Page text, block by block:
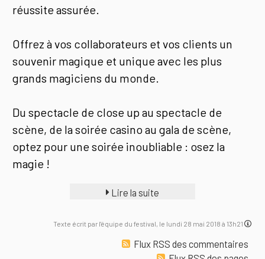
réussite assurée.
Offrez à vos collaborateurs et vos clients un
souvenir magique et unique avec les plus
grands magiciens du monde.
Du spectacle de close up au spectacle de
scène, de la soirée casino au gala de scène,
optez pour une soirée inoubliable : osez la
magie !
Lire la suite
Texte écrit par l'équipe du festival, le lundi 28 mai 2018 à 13h21
Flux RSS des commentaires